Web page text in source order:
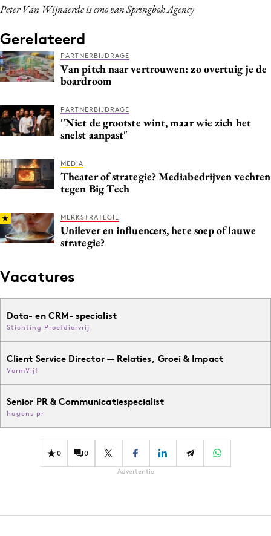
Peter Van Wijnaerde is cmo van Springbok Agency
Gerelateerd
PARTNERBIJDRAGE
Van pitch naar vertrouwen: zo overtuig je de
boardroom
PARTNERBIJDRAGE
''Niet de grootste wint, maar wie zich het
snelst aanpast"
MEDIA
Theater of strategie? Mediabedrijven vechten
tegen Big Tech
MERKSTRATEGIE
Unilever en influencers, hete soep of lauwe
strategie?
Vacatures
Data- en CRM- specialist
Stichting Proefdiervrij
Client Service Director — Relaties, Groei & Impact
VormVijf
Senior PR & Communicatiespecialist
hagens pr
0 0
Advertentie